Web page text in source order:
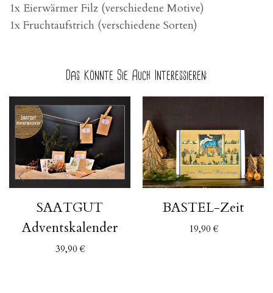
1x Eierwärmer Filz (verschiedene Motive)
1x Fruchtaufstrich (verschiedene Sorten)
Das Könnte Sie Auch Interessieren:
SAATGUT
Adventskalender
39,90€
BASTEL-Zeit
19,90€